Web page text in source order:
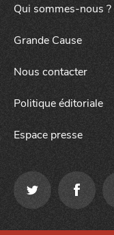
Qui sommes-nous ?
Grande Cause
Nous contacter
Politique éditoriale
Espace presse
J'accepte